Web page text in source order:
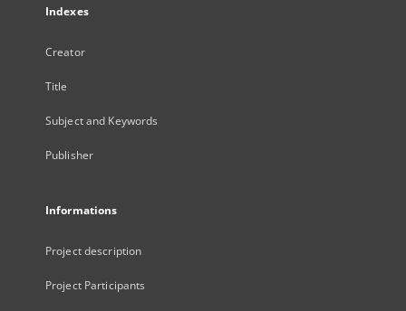
Indexes
Creator
Title
Subject and Keywords
Publisher
Informations
Project description
Project Participants